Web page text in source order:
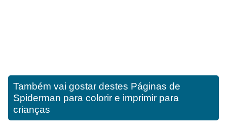
Também vai gostar destes Páginas de
Spiderman para colorir e imprimir para
crianças